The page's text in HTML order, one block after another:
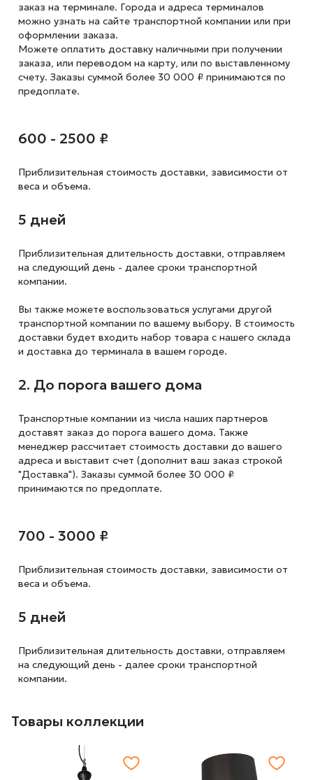
заказ на терминале. Города и адреса терминалов
можно узнать на сайте транспортной компании или при
оформлении заказа.
Можете оплатить доставку наличными при получении
заказа, или переводом на карту, или по выставленному
счету. Заказы суммой более 30 000 ₽ принимаются по
предоплате.
600 - 2500 ₽
Приблизительная стоимость доставки, зависимости от
веса и объема.
5 дней
Приблизительная длительность доставки, отправляем
на следующий день - далее сроки транспортной
компании.
Вы также можете воспользоваться услугами другой
транспортной компании по вашему выбору. В стоимость
доставки будет входить набор товара с нашего склада
и доставка до терминала в вашем городе.
2. До порога вашего дома
Транспортные компании из числа наших партнеров
доставят заказ до порога вашего дома. Также
менеджер рассчитает стоимость доставки до вашего
адреса и выставит счет (дополнит ваш заказ строкой
"Доставка"). Заказы суммой более 30 000 ₽
принимаются по предоплате.
700 - 3000 ₽
Приблизительная стоимость доставки, зависимости от
веса и объема.
5 дней
Приблизительная длительность доставки, отправляем
на следующий день - далее сроки транспортной
компании.
Товары коллекции